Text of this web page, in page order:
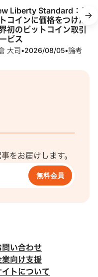
Liberty Standard：ビ
コインに価格をつけた
初のビットコイン取引
ビス
大司•2026/08/05•論考
をお届けします。
無料会員
問い合わせ
業向け支援
イトについて